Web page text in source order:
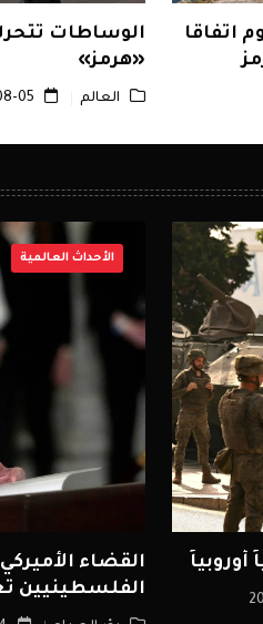
اتفاقا
الوساطات
«هرمز»
العالم
الأحداث العالمية
القضاء
دولار